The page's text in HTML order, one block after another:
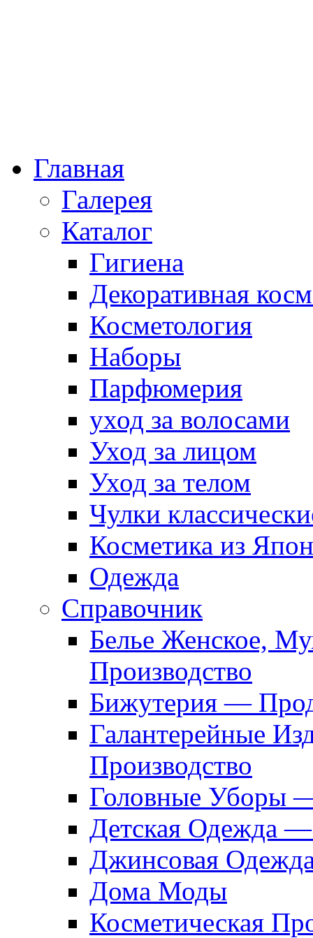
Главная
Галерея
Каталог
Гигиена
Декоративная
Косметология
Наборы
Парфюмерия
уход за волосами
Уход за лицом
Уход за телом
Чулки
Косметика из
Одежда
Справочник
Белье Женское,
Производство
Бижутерия —
Галантерейные
Производство
Головные Уборы
Детская Одежда
Джинсовая
Дома Моды
Косметическая